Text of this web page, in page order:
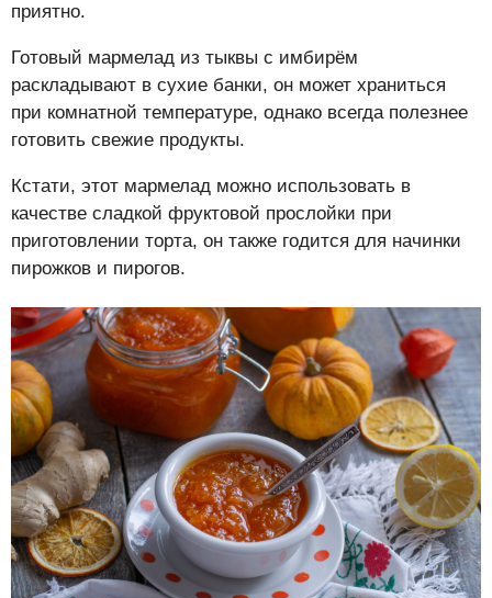
приятно.
Готовый мармелад из тыквы с имбирём
раскладывают в сухие банки, он может храниться
при комнатной температуре, однако всегда полезнее
готовить свежие продукты.
Кстати, этот мармелад можно использовать в
качестве сладкой фруктовой прослойки при
приготовлении торта, он также годится для начинки
пирожков и пирогов.